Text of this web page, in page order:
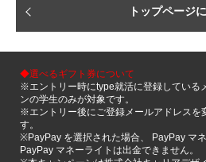
トップページ
◆選べるギフト券について
※エントリー時にtype就活に登録している
ンの学生のみが対象です。
※エントリー後にご登録メールアドレスを
す。
※PayPay を選択された場合、 PayPay マ
PayPay マネーライトは出金できません。